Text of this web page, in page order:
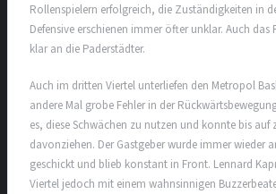
Rollenspielern erfolgreich, die Zuständigkeiten in
Defensive erschienen immer öfter unklar. Auch
klar an die Paderstädter.
Auch im dritten Viertel unterliefen den Metropol
andere Mal grobe Fehler in der
es, diese Schwächen zu nutzen und konnte bis auf
davonziehen. Der Gastgeber wurde immer wieder
geschickt und blieb konstant in Front. Lennard
Viertel jedoch mit einem wahnsinnigen